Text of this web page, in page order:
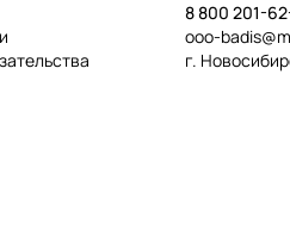
8 800 201-
ooo-
г.